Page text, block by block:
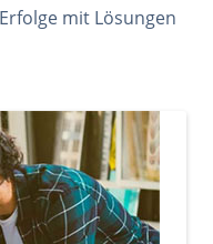
mit Lösungen